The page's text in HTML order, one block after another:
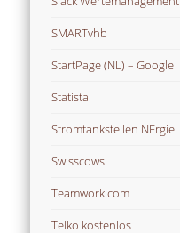
SMARTvhb
StartPage (NL) – Google
Statista
Stromtankstellen NErgie
Swisscows
Teamwork.com
Telko kostenlos